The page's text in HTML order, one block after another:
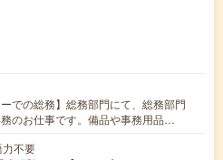
ーでの総務】総務部門にて、総務部門
のお仕事です。備品や事務用品…
力不要